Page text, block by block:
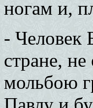
ногам и,
- Человек
стране,
мольбою